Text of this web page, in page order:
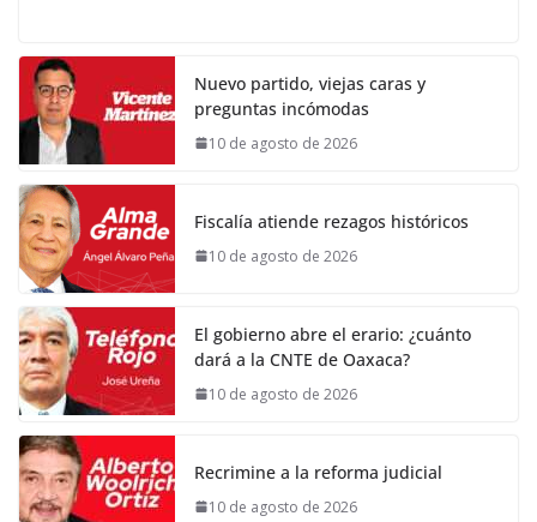
Nuevo partido, viejas caras y
preguntas incómodas
10 de agosto de 2026
Fiscalía atiende rezagos históricos
10 de agosto de 2026
El gobierno abre el erario: ¿cuánto
dará a la CNTE de Oaxaca?
10 de agosto de 2026
Recrimine a la reforma judicial
10 de agosto de 2026